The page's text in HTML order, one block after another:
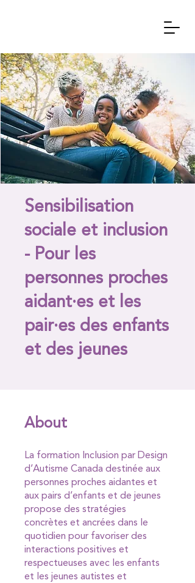
Sensibilisation
sociale et inclusion
- Pour les
personnes proches
aidant·es et les
pair·es des enfants
et des jeunes
About
La formation Inclusion par Design
d’Autisme Canada destinée aux
personnes proches aidantes et
aux pairs d’enfants et de jeunes
propose des stratégies
concrètes et ancrées dans le
quotidien pour favoriser des
interactions positives et
respectueuses avec les enfants
et les jeunes autistes et